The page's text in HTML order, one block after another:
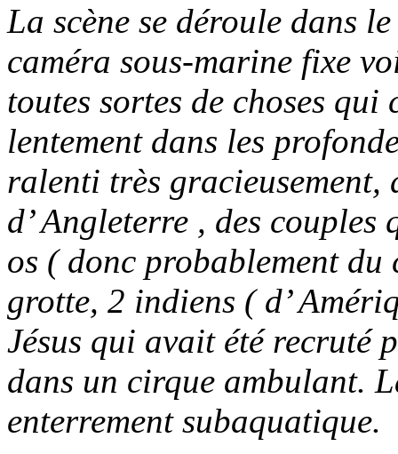
La scène se déroule dans
caméra sous-marine fixe
toutes sortes de choses
lentement dans les
ralenti très gracieusement,
d’ Angleterre , des
os ( donc probablement du
grotte, 2 indiens ( d’
Jésus qui avait été recruté
dans un cirque ambulant.
enterrement subaquatique.